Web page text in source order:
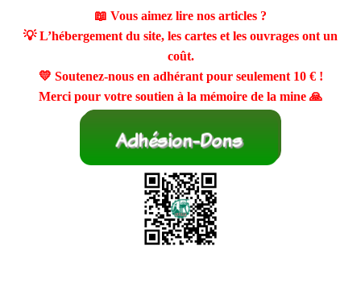
📖 Vous aimez lire nos articles ?
💡 L’hébergement du site, les cartes et les ouvrages ont un
coût.
💛 Soutenez-nous en adhérant pour seulement 10 €!
Merci pour votre soutien à la mémoire de la mine 🙏